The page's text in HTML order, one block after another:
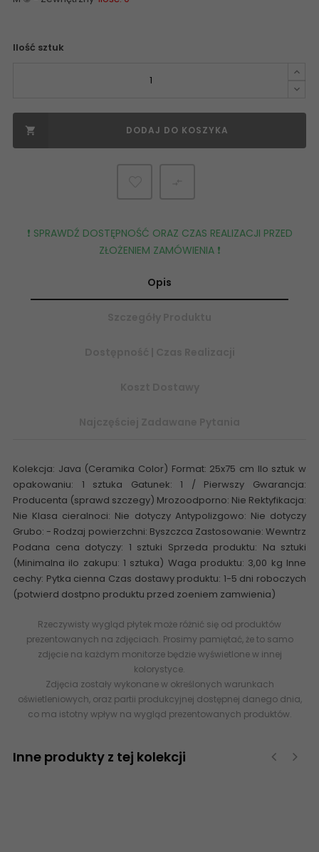
Ilość sztuk
 DODAJ DO KOSZYKA
❗️ SPRAWDŹ DOSTĘPNOŚĆ ORAZ CZAS REALIZACJI PRZED
ZŁOŻENIEM ZAMÓWIENIA ❗️
Opis
Kolekcja: Java (Ceramika Color) Format: 25x75 cm Ilo sztuk w
opakowaniu: 1 sztuka Gatunek: 1 / Pierwszy Gwarancja:
Producenta (sprawd szczegy) Mrozoodporno: Nie Rektyfikacja:
Nie Klasa cieralnoci: Nie dotyczy Antypolizgowo: Nie dotyczy
Grubo: - Rodzaj powierzchni: Byszczca Zastosowanie: Wewntrz
Podana cena dotyczy: 1 sztuki Sprzeda produktu: Na sztuki
(Minimalna ilo zakupu: 1 sztuka) Waga produktu: 3,00 kg Inne
cechy: Pytka cienna Czas dostawy produktu: 1-5 dni roboczych
(potwierd dostpno produktu przed zoeniem zamwienia)
Rzeczywisty wygląd płytek może różnić się od produktów
prezentowanych na zdjęciach. Prosimy pamiętać, że to samo
zdjęcie na każdym monitorze będzie wyświetlone w innej
kolorystyce.
Zdjęcia zostały wykonane w określonych warunkach
oświetleniowych, oraz partii produkcyjnej dostępnej danego dnia,
co ma istotny wpływ na wygląd prezentowanych produktów.
Inne produkty z tej kolekcji